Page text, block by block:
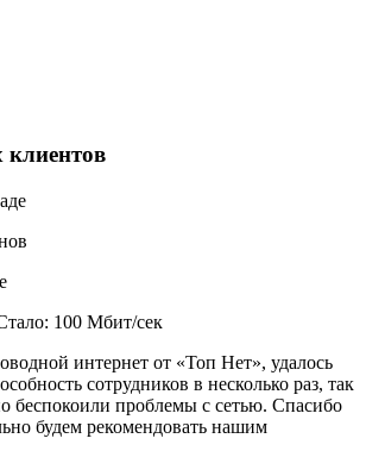
100 Мбит/сек
интернет от «Топ Нет», удалось
сотрудников в несколько раз, так
беспокоили проблемы с сетью. Спасибо
будем рекомендовать нашим